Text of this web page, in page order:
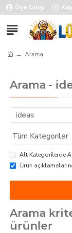
Üye Girişi
Arama
Arama -
Alt Kategorilerde
Ürün
Arama
ürünler